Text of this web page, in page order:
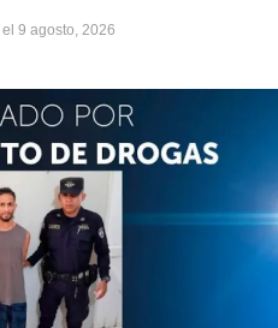
el 9 agosto, 2026